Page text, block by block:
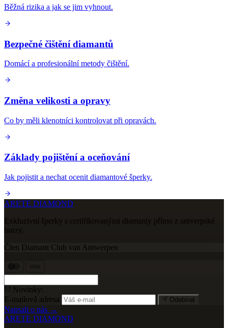
Běžná rizika a jak se jim vyhnout.
Bezpečné čištění diamantů
Domácí a profesionální metody čištění.
Změna velikosti a opravy
Co by měli klenotníci kontrolovat při opravách.
Základy pojištění a oceňování
Jak pojistit a nechat ocenit diamantové šperky.
ARETE DIAMOND
Exkluzivní šperky s certifikovanými diamanty přímo z antverpské
burzy.
Člen Diamant Club van Antwerpen
Novinky:
E-mailová adresa
Odebírat
Napsali o nás →
ARETE DIAMOND